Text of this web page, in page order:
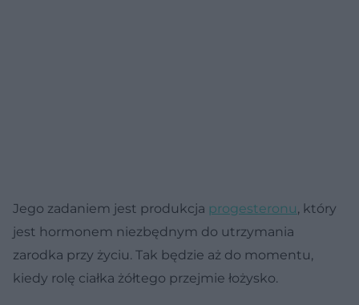
Jego zadaniem jest produkcja progesteronu, który
jest hormonem niezbędnym do utrzymania
zarodka przy życiu. Tak będzie aż do momentu,
kiedy rolę ciałka żółtego przejmie łożysko.